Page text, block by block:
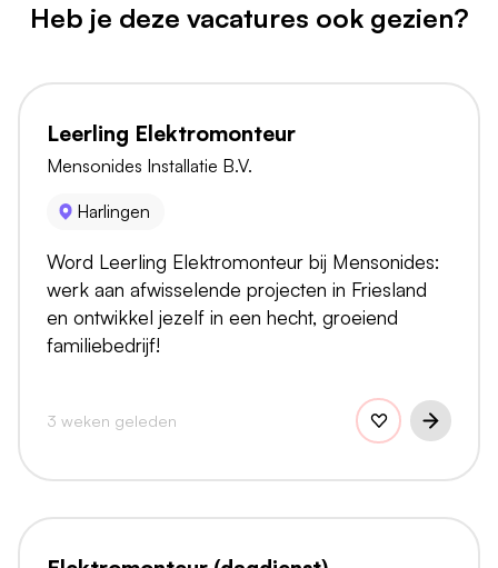
Heb je deze vacatures ook gezien?
Leerling Elektromonteur
Mensonides Installatie B.V.
Harlingen
Word Leerling Elektromonteur bij Mensonides:
werk aan afwisselende projecten in Friesland
en ontwikkel jezelf in een hecht, groeiend
familiebedrijf!
3 weken geleden